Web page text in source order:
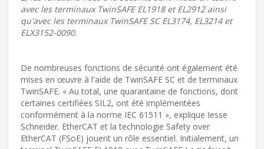
avec les terminaux TwinSAFE EL1918 et EL2912 ainsi
qu'avec les terminaux TwinSAFE SC EL3174, EL3214 et
ELX3152-0090.
De nombreuses fonctions de sécurité ont également été
mises en œuvre à l'aide de TwinSAFE SC et de terminaux
TwinSAFE. « Au total, une quarantaine de fonctions, dont
certaines certifiées SIL2, ont été implémentées
conformément à la norme IEC 61511 », explique Iesse
Schneider. EtherCAT et la technologie Safety over
EtherCAT (FSoE) jouent un rôle essentiel. Initialement, un